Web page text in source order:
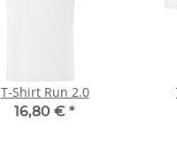
T-Shirt Run 2.0
16,80 € *